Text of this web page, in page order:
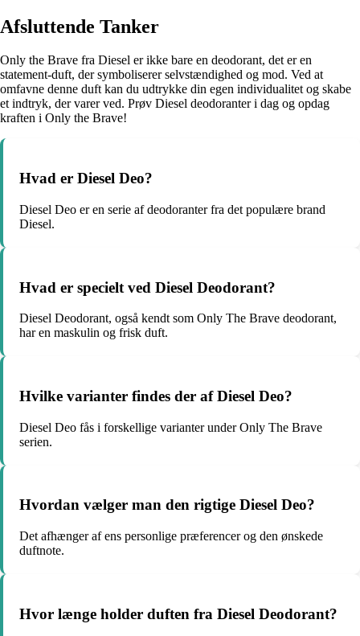
Afsluttende Tanker
Only the Brave fra Diesel er ikke bare en deodorant, det er en
statement-duft, der symboliserer selvstændighed og mod. Ved at
omfavne denne duft kan du udtrykke din egen individualitet og skabe
et indtryk, der varer ved. Prøv Diesel deodoranter i dag og opdag
kraften i Only the Brave!
Hvad er Diesel Deo?
Diesel Deo er en serie af deodoranter fra det populære brand
Diesel.
Hvad er specielt ved Diesel Deodorant?
Diesel Deodorant, også kendt som Only The Brave deodorant,
har en maskulin og frisk duft.
Hvilke varianter findes der af Diesel Deo?
Diesel Deo fås i forskellige varianter under Only The Brave
serien.
Hvordan vælger man den rigtige Diesel Deo?
Det afhænger af ens personlige præferencer og den ønskede
duftnote.
Hvor længe holder duften fra Diesel Deodorant?